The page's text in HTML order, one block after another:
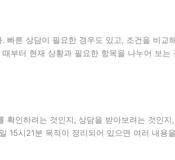
른 상담이 필요한 경우도 있고, 조건을 비
부터 현재 상황과 필요한 항목을 나누어 보는
인하려는 것인지, 상담을 받아보려는 것인
시21분 목적이 정리되어 있으면 여러 내용